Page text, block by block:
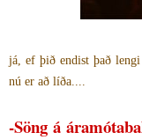
já, ef þið endist það
nú er að líða....
-Söng á